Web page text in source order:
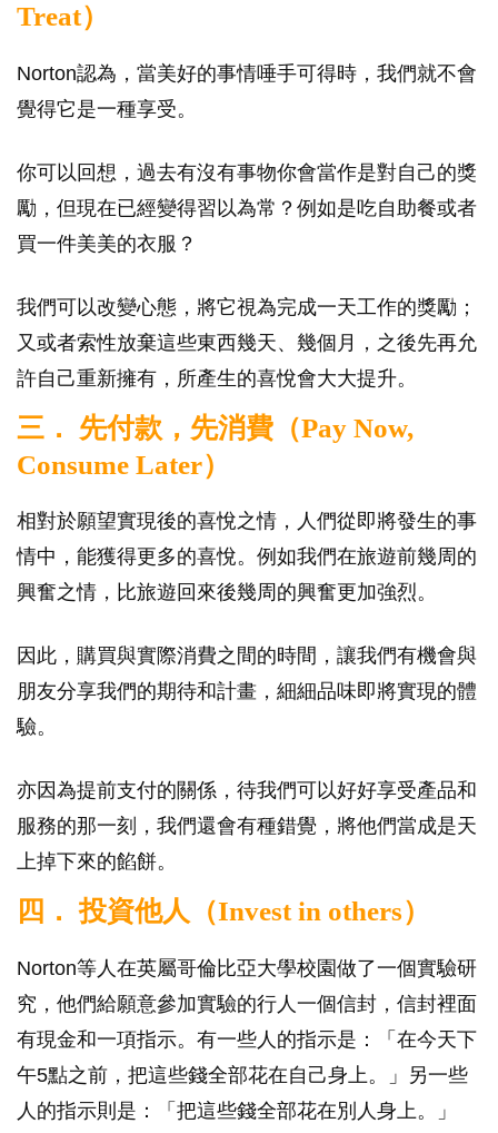
Treat）
Norton認為，當美好的事情唾手可得時，我們就不會
覺得它是一種享受。
你可以回想，過去有沒有事物你會當作是對自己的獎
勵，但現在已經變得習以為常？例如是吃自助餐或者
買一件美美的衣服？
我們可以改變心態，將它視為完成一天工作的獎勵；
又或者索性放棄這些東西幾天、幾個月，之後先再允
許自己重新擁有，所產生的喜悅會大大提升。
三． 先付款，先消費（Pay Now,
Consume Later）
相對於願望實現後的喜悅之情，人們從即將發生的事
情中，能獲得更多的喜悅。例如我們在旅遊前幾周的
興奮之情，比旅遊回來後幾周的興奮更加強烈。
因此，購買與實際消費之間的時間，讓我們有機會與
朋友分享我們的期待和計畫，細細品味即將實現的體
驗。
亦因為提前支付的關係，待我們可以好好享受產品和
服務的那一刻，我們還會有種錯覺，將他們當成是天
上掉下來的餡餅。
四． 投資他人（Invest in others）
Norton等人在英屬哥倫比亞大學校園做了一個實驗研
究，他們給願意參加實驗的行人一個信封，信封裡面
有現金和一項指示。有一些人的指示是：「在今天下
午5點之前，把這些錢全部花在自己身上。」另一些
人的指示則是：「把這些錢全部花在別人身上。」